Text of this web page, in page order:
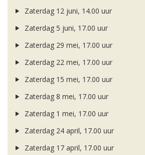
Zaterdag 12 juni, 14.00 uur
Zaterdag 5 juni, 17.00 uur
Zaterdag 29 mei, 17.00 uur
Zaterdag 22 mei, 17.00 uur
Zaterdag 15 mei, 17.00 uur
Zaterdag 8 mei, 17.00 uur
Zaterdag 1 mei, 17.00 uur
Zaterdag 24 april, 17.00 uur
Zaterdag 17 april, 17.00 uur